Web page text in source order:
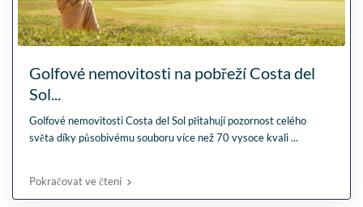
Golfové nemovitosti na pobřeží Costa del
Sol...
Golfové nemovitosti Costa del Sol přitahují pozornost celého
světa díky působivému souboru více než 70 vysoce kvali...
Pokračovat ve čtení